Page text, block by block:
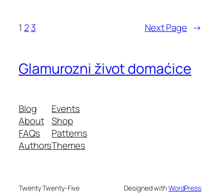
1 2 3 Next Page →
Glamurozni život domaćice
Blog
About
FAQs
Authors
Events
Shop
Patterns
Themes
Twenty Twenty-Five Designed withWordPress